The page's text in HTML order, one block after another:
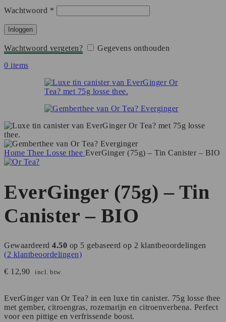
Wachtwoord *
Inloggen
Wachtwoord vergeten?
Gegevens onthouden
0 items
Home Thee Losse thee EverGinger (75g) – Tin Canister – BIO
EverGinger (75g) – Tin
Canister – BIO
Gewaardeerd 4.50 op 5 gebaseerd op 2 klantbeoordelingen
(2 klantbeoordelingen)
€ 12,90 incl. btw
EverGinger van Or Tea? in een luxe tin canister. 75g losse thee
met gember, citroengras, rozemarijn en citroenverbena. Perfect
voor een pittige en verfrissende boost.